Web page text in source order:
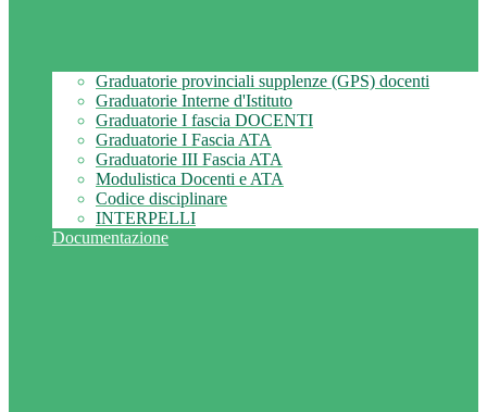
Graduatorie provinciali supplenze (GPS) docenti
Graduatorie Interne d'Istituto
Graduatorie I fascia DOCENTI
Graduatorie I Fascia ATA
Graduatorie III Fascia ATA
Modulistica Docenti e ATA
Codice disciplinare
INTERPELLI
Documentazione